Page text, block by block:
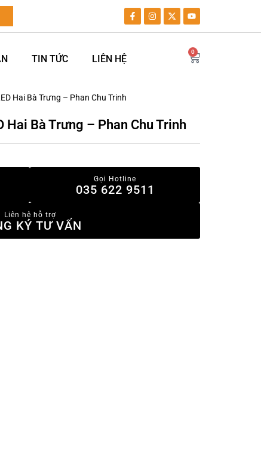
TIN TỨC LIÊN HỆ
0
Hai Bà Trưng – Phan Chu Trinh
Hai Bà Trưng – Phan Chu Trinh
Gọi Hotline
035 622 9511
Liên hệ hỗ trợ
KÝ TƯ VẤN